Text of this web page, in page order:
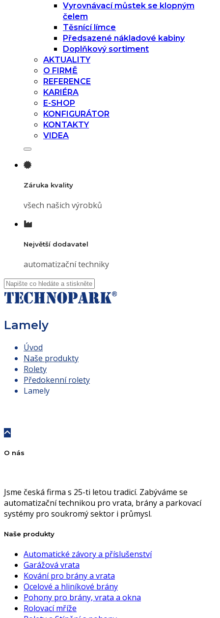
Vyrovnávací můstek se klopným
čelem
Těsnící límce
Předsazené nákladové kabiny
Doplňkový sortiment
AKTUALITY
O FIRMĚ
REFERENCE
KARIÉRA
E-SHOP
KONFIGURÁTOR
KONTAKTY
VIDEA
Záruka kvality
všech našich výrobků
Největší dodavatel
automatizační techniky
Lamely
Úvod
Naše produkty
Rolety
Předokenní rolety
Lamely
O nás
Jsme česká firma s 25-ti letou tradicí. Zabýváme se
automatizační technikou pro vrata, brány a parkovací
systémy pro soukromý sektor i průmysl.
Naše produkty
Automatické závory a příslušenství
Garážová vrata
Kování pro brány a vrata
Ocelové a hliníkové brány
Pohony pro brány, vrata a okna
Rolovací mříže